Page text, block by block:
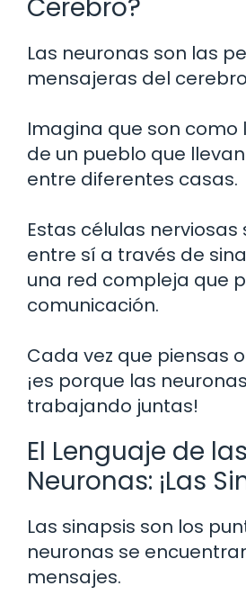
Cerebro?
Las neuronas son las
mensajeras del
Imagina que son como
de un pueblo que
entre diferentes casas.
Estas células
entre sí a través de
una red compleja que
comunicación.
Cada vez que piensas
¡es porque las
trabajando juntas!
El Lenguaje de las
Neuronas: ¡Las
Las sinapsis son los
neuronas se
mensajes.